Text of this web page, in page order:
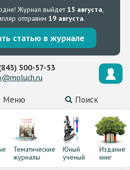
Журнал выйдет15 августа,
отправим 19 августа.
статью в журнале
Меню Поиск
500-57-53
Тематические
журналы
Юный
ученый
Издание
книг